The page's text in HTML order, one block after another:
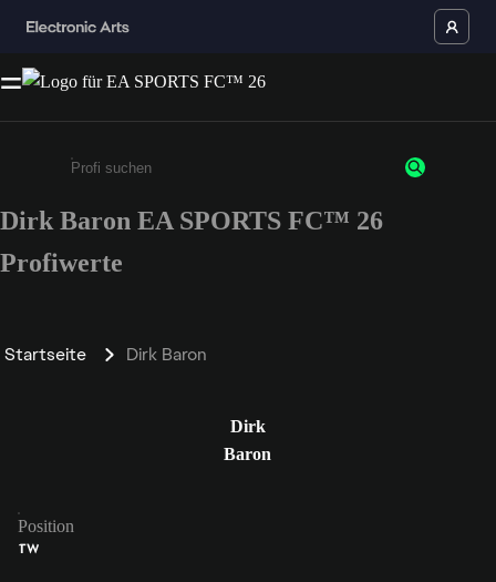
Gib mindestens 3 Zeichen oder Ziffern ein
Dirk Baron EA SPORTS FC™ 26
Profiwerte
Startseite Dirk Baron
Dirk
Baron
Position
TW